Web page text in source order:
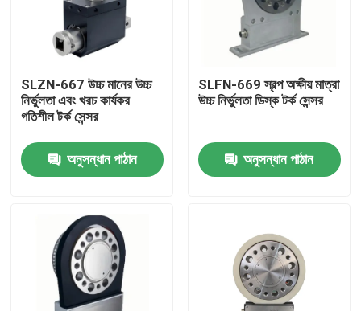
আমাদের সম্বন্ধে
SLZN-667 উচ্চ মানের উচ্চ
নির্ভুলতা এবং খরচ কার্যকর
গতিশীল টর্ক সেন্সর
অনুসন্ধান পাঠান
SLFN-669 স্বল্প অক্ষীয় মাত্রা
উচ্চ নির্ভুলতা ডিস্ক টর্ক সেন্সর
অনুসন্ধান পাঠান